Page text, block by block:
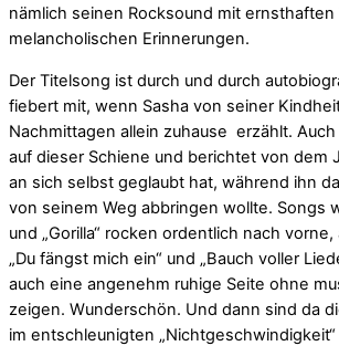
nämlich seinen Rocksound mit ernsthaften
melancholischen Erinnerungen.
Der Titelsong ist durch und durch
fiebert mit, wenn Sasha von seiner
Nachmittagen allein zuhause erzählt. Auch
auf dieser Schiene und berichtet von dem
an sich selbst geglaubt hat, während ihn
von seinem Weg abbringen wollte. Songs
und „Gorilla“ rocken ordentlich nach vorne,
„Du fängst mich ein“ und „Bauch voller
auch eine angenehm ruhige Seite ohne
zeigen. Wunderschön. Und dann sind da
im entschleunigten